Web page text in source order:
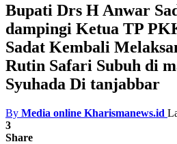
Bupati Drs H Anwar
dampingi Ketua TP
Sadat Kembali
Rutin Safari Subuh di
Syuhada Di tanjabbar
By Media online Kharismanews.id
3
Share